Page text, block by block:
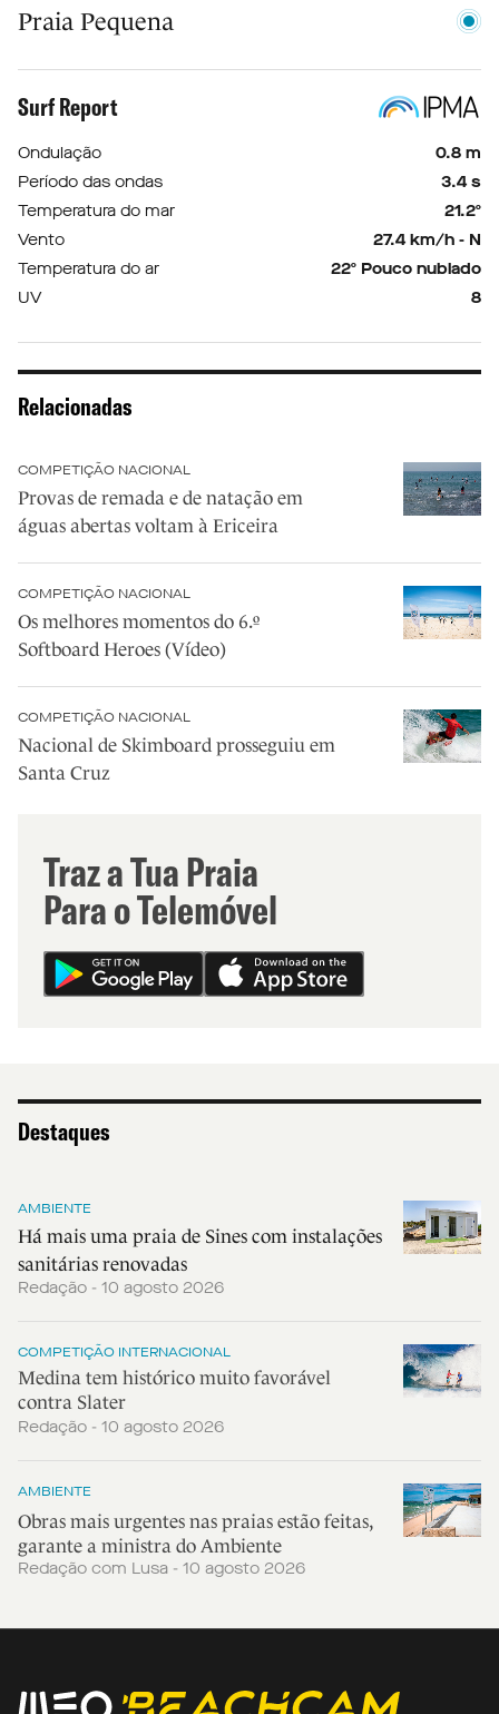
Praia Pequena
Surf Report
Ondulação
0.8 m
Período das ondas
3.4 s
Temperatura do mar
21.2º
Vento
27.4 km/h - N
Temperatura do ar
22º Pouco nublado
UV
8
Relacionadas
COMPETIÇÃO NACIONAL
Provas de remada e de natação em
águas abertas voltam à Ericeira
COMPETIÇÃO NACIONAL
Os melhores momentos do 6.º
Softboard Heroes (Vídeo)
COMPETIÇÃO NACIONAL
Nacional de Skimboard prosseguiu em
Santa Cruz
Traz a Tua Praia
Para o Telemóvel
Destaques
AMBIENTE
Há mais uma praia de Sines com instalações
sanitárias renovadas
Redação - 10 agosto 2026
COMPETIÇÃO INTERNACIONAL
Medina tem histórico muito favorável
contra Slater
Redação - 10 agosto 2026
AMBIENTE
Obras mais urgentes nas praias estão feitas,
garante a ministra do Ambiente
Redação com Lusa - 10 agosto 2026